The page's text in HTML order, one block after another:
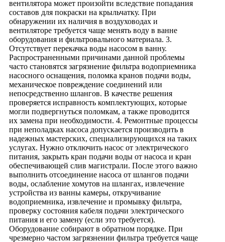
вентилятора может произойти вследствие попадания
составов для покраски на крыльчатку. При
обнаружении их наличия в воздуховодах и
вентиляторе требуется чаще менять воду в ванне
оборудования и фильтровального материала. 3.
Отсутствует перекачка воды насосом в ванну.
Распространенными причинами данной проблемы
часто становятся загрязнение фильтра водоприемника
насосного оснащения, поломка кранов подачи воды,
механическое повреждение соединений или
непосредственно шлангов. В качестве решения
проверяется исправность комплектующих, которые
могли подвергнуться поломкам, а также проводится
их замена при необходимости. 4. Ремонтные процессы
при неполадках насоса допускается производить в
надежных мастерских, специализирующихся на таких
услугах. Нужно отключить насос от электрического
питания, закрыть кран подачи воды от насоса и кран
обеспечивающей слив магистрали. После этого важно
выполнить отсоединение насоса от шлангов подачи
воды, ослабление хомутов на шлангах, извлечение
устройства из ванны камеры, откручивание
водоприемника, извлечение и промывку фильтра,
проверку состояния кабеля подачи электрического
питания и его замену (если это требуется).
Оборудование собирают в обратном порядке. При
чрезмерно частом загрязнении фильтра требуется чаще